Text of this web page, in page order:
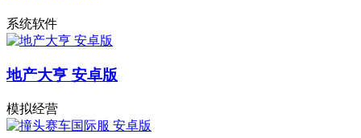
系统软件
地产大亨 安卓版
模拟经营